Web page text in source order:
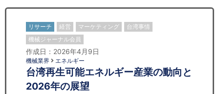
リサーチ 経営 マーケティング
台湾事情
機械ジャーナル会員
作成日：2026年4月9日
機械業界 エネルギー
台湾再生可能エネルギー産業の動向と
2026年の展望